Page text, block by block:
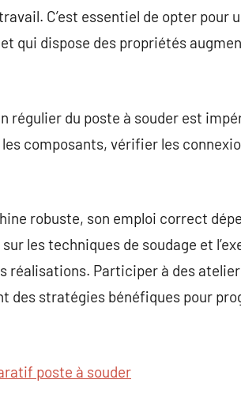
C’est essentiel de opter pour
qui dispose des propriétés
régulier du poste à souder est
composants, vérifier les
robuste, son emploi correct
les techniques de soudage et
Participer à des
des stratégies bénéfiques pour
poste à souder